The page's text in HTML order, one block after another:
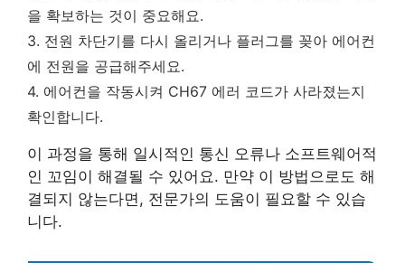
을 확보하는 것이 중요해요.
3. 전원 차단기를 다시 올리거나 플러그를 꽂아 에어컨
에 전원을 공급해주세요.
4. 에어컨을 작동시켜 CH67 에러 코드가 사라졌는지
확인합니다.
이 과정을 통해 일시적인 통신 오류나 소프트웨어적
인 꼬임이 해결될 수 있어요. 만약 이 방법으로도 해
결되지 않는다면, 전문가의 도움이 필요할 수 있습
니다.